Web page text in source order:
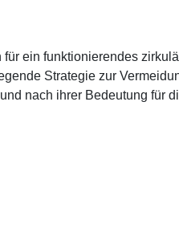
ein funktionierendes
Strategie zur
nach ihrer Bedeutung für